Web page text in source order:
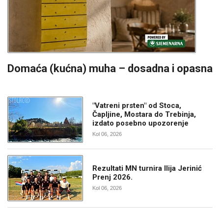
Domaća (kućna) muha – dosadna i opasna
"Vatreni prsten" od Stoca,
Čapljine, Mostara do Trebinja,
izdato posebno upozorenje
Kol 06, 2026
Rezultati MN turnira Ilija Jerinić
Prenj 2026.
Kol 06, 2026